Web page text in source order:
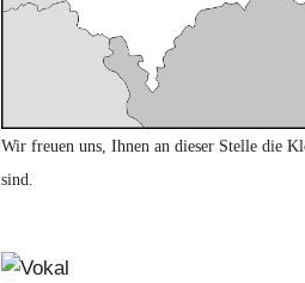
Wir freuen uns, Ihnen an dieser Stelle die
sind.